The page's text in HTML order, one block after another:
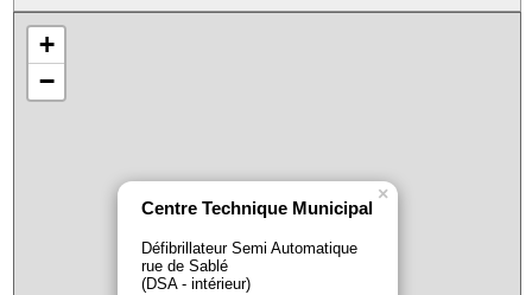
Centre Technique Municipal
Défibrillateur Semi Automatique
rue de Sablé
(DSA - intérieur)
×
+
−